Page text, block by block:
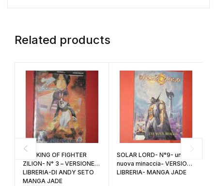
Related products
THE KING OF FIGHTER
ZILION- N° 3 – VERSIONE
LIBRERIA-DI ANDY SETO
MANGA JADE
SOLAR LORD- N°9- una
nuova minaccia- VERSIONE
LIBRERIA- MANGA JADE